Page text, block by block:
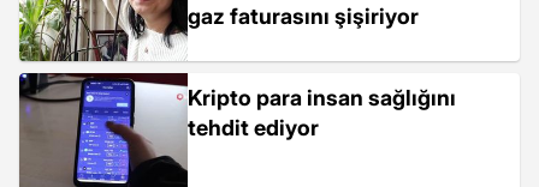
gaz faturasını şişiriyor
Kripto para insan sağlığını
tehdit ediyor